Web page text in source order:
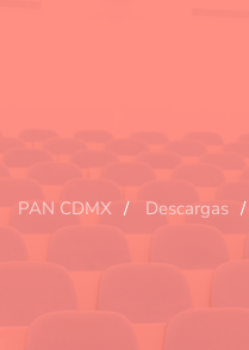
PAN CDMX Descargas